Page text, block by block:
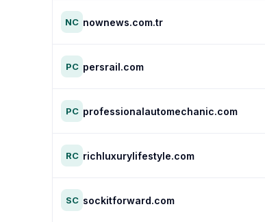
NC nownews.com.tr
PC persrail.com
PC professionalautomechanic.com
RC richluxurylifestyle.com
SC sockitforward.com